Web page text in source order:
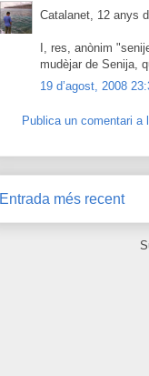
Catalanet, 12 anys
I, res, anònim
mudèjar de Senija,
19 d’agost, 2008
Publica un comentari a
Entrada més recent